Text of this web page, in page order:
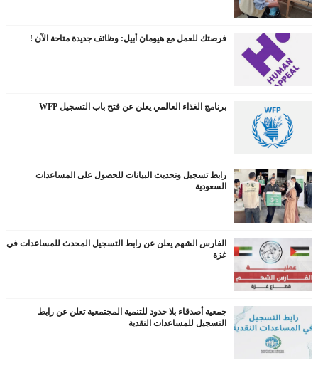
فرصتك للعمل مع هيومان أبيل: وظائف جديدة متاحة الآن !
برنامج الغذاء العالمي يعلن عن فتح باب التسجيل WFP
رابط تسجيل وتحديث البيانات للحصول على المساعدات
السعودية
الفارس الشهم يعلن عن رابط التسجيل المحدث للمساعدات في
غزة
جمعية أصدقاء بلا حدود للتنمية المجتمعية تعلن عن رابط
التسجيل للمساعدات النقدية